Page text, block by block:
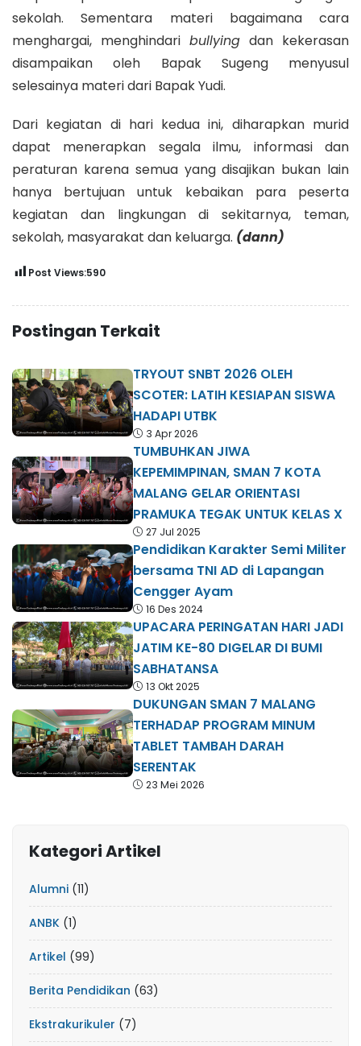
sekolah. Sementara materi bagaimana cara
menghargai, menghindari bullyingdan kekerasan
disampaikan oleh Bapak Sugeng menyusul
selesainya materi dari Bapak Yudi.
Dari kegiatan di hari kedua ini, diharapkan murid
dapat menerapkan segala ilmu, informasi dan
peraturan karena semua yang disajikan bukan lain
hanya bertujuan untuk kebaikan para peserta
kegiatan dan lingkungan di sekitarnya, teman,
sekolah, masyarakat dan keluarga. (dann)
Post Views:590
Postingan Terkait
TRYOUT SNBT 2026 OLEH
SCOTER: LATIH KESIAPAN SISWA
HADAPI UTBK
3 Apr 2026
TUMBUHKAN JIWA
KEPEMIMPINAN, SMAN 7 KOTA
MALANG GELAR ORIENTASI
PRAMUKA TEGAK UNTUK KELAS X
27 Jul 2025
Pendidikan Karakter Semi Militer
bersama TNI AD di Lapangan
Cengger Ayam
16 Des 2024
UPACARA PERINGATAN HARI JADI
JATIM KE-80 DIGELAR DI BUMI
SABHATANSA
13 Okt 2025
DUKUNGAN SMAN 7 MALANG
TERHADAP PROGRAM MINUM
TABLET TAMBAH DARAH
SERENTAK
23 Mei 2026
Kategori Artikel
Alumni (11)
ANBK (1)
Artikel (99)
Berita Pendidikan (63)
Ekstrakurikuler (7)